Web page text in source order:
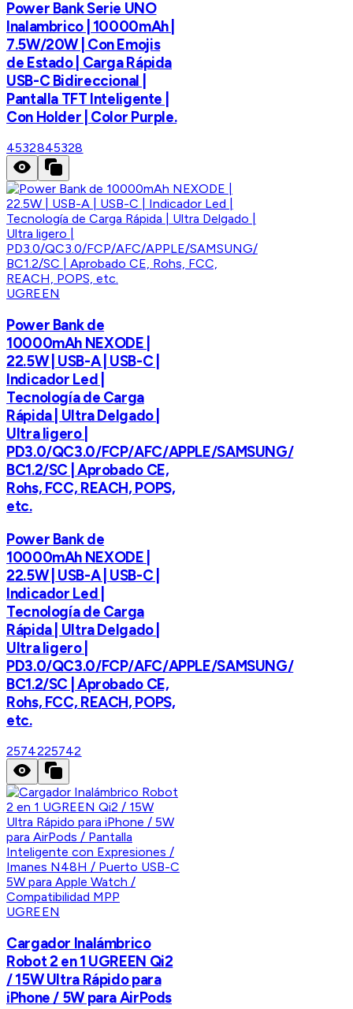
Power Bank Serie UNO
Inalambrico | 10000mAh |
7.5W/20W | Con Emojis
de Estado | Carga Rápida
USB-C Bidireccional |
Pantalla TFT Inteligente |
Con Holder | Color Purple.
4532845328
UGREEN
Power Bank de
10000mAh NEXODE |
22.5W | USB-A | USB-C |
Indicador Led |
Tecnología de Carga
Rápida | Ultra Delgado |
Ultra ligero |
PD3.0/QC3.0/FCP/AFC/APPLE/SAMSUNG/
BC1.2/SC | Aprobado CE,
Rohs, FCC, REACH, POPS,
etc.
Power Bank de
10000mAh NEXODE |
22.5W | USB-A | USB-C |
Indicador Led |
Tecnología de Carga
Rápida | Ultra Delgado |
Ultra ligero |
PD3.0/QC3.0/FCP/AFC/APPLE/SAMSUNG/
BC1.2/SC | Aprobado CE,
Rohs, FCC, REACH, POPS,
etc.
2574225742
UGREEN
Cargador Inalámbrico
Robot 2 en 1 UGREEN Qi2
/ 15W Ultra Rápido para
iPhone / 5W para AirPods